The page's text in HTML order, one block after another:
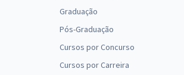
Graduação
Pós-Graduação
Cursos por Concurso
Cursos por Carreira